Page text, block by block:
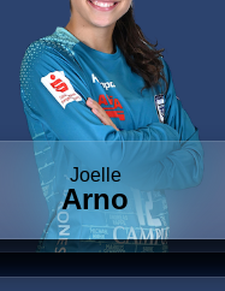
Joelle
Arno